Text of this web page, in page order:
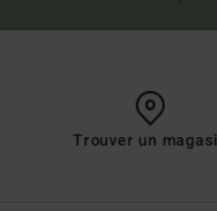
Trouver un